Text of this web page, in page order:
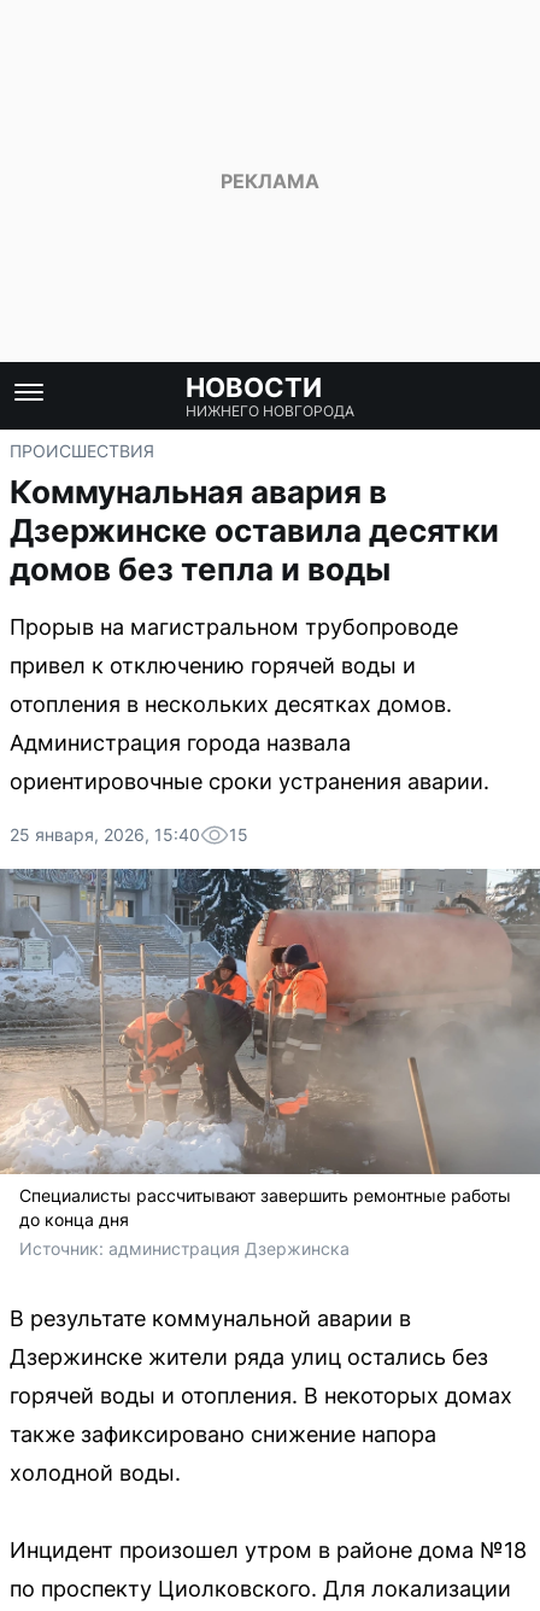
НОВОСТИ
НИЖНЕГО НОВГОРОДА
ПРОИСШЕСТВИЯ
Коммунальная авария в
Дзержинске оставила десятки
домов без тепла и воды
Прорыв на магистральном трубопроводе
привел к отключению горячей воды и
отопления в нескольких десятках домов.
Администрация города назвала
ориентировочные сроки устранения аварии.
25 января, 2026, 15:40 15
Специалисты рассчитывают завершить ремонтные работы
до конца дня
Источник: администрация Дзержинска
В результате коммунальной аварии в
Дзержинске жители ряда улиц остались без
горячей воды и отопления. В некоторых домах
также зафиксировано снижение напора
холодной воды.
Инцидент произошел утром в районе дома №18
по проспекту Циолковского. Для локализации